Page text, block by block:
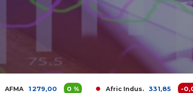
1 279,00 0 % Afric Indus. 331,85 -0,02 %